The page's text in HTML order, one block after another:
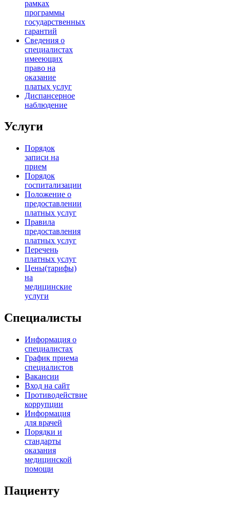
рамках
программы
государственных
гарантий
Сведения о
специалистах
имееющих
право на
оказание
платых услуг
Диспансерное
наблюдение
Услуги
Порядок
записи на
прием
Порядок
госпитализации
Положение о
предоставлении
платных услуг
Правила
предоставления
платных услуг
Перечень
платных услуг
Цены(тарифы)
на
медицинские
услуги
Специалисты
Информация о
специалистах
График приема
специалистов
Вакансии
Вход на сайт
Противодействие
коррупции
Информация
для врачей
Порядки и
стандарты
оказания
медицинской
помощи
Пациенту